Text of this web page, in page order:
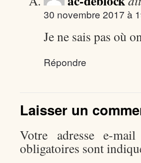
30 novembre 2017 à
Je ne sais pas où
Répondre
Laisser un
Votre adresse e-
obligatoires sont